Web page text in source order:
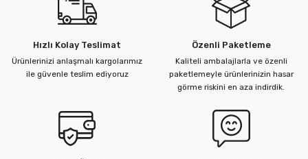
Ürün açıklamasında eksik bilgiler bulunuyor.
Ürün bilgilerinde hatalar bulunuyor.
Ürün fiyatı diğer sitelerden daha pahalı.
Bu ürüne benzer farklı alternatifler olmalı.
Hızlı Kolay Teslimat
Ürünlerinizi anlaşmalı kargolarımız
ile güvenle teslim ediyoruz
Özenli Paketleme
Kaliteli ambalajlarla ve özenli
paketlemeyle ürünlerinizin hasar
görme riskini en aza indirdik.